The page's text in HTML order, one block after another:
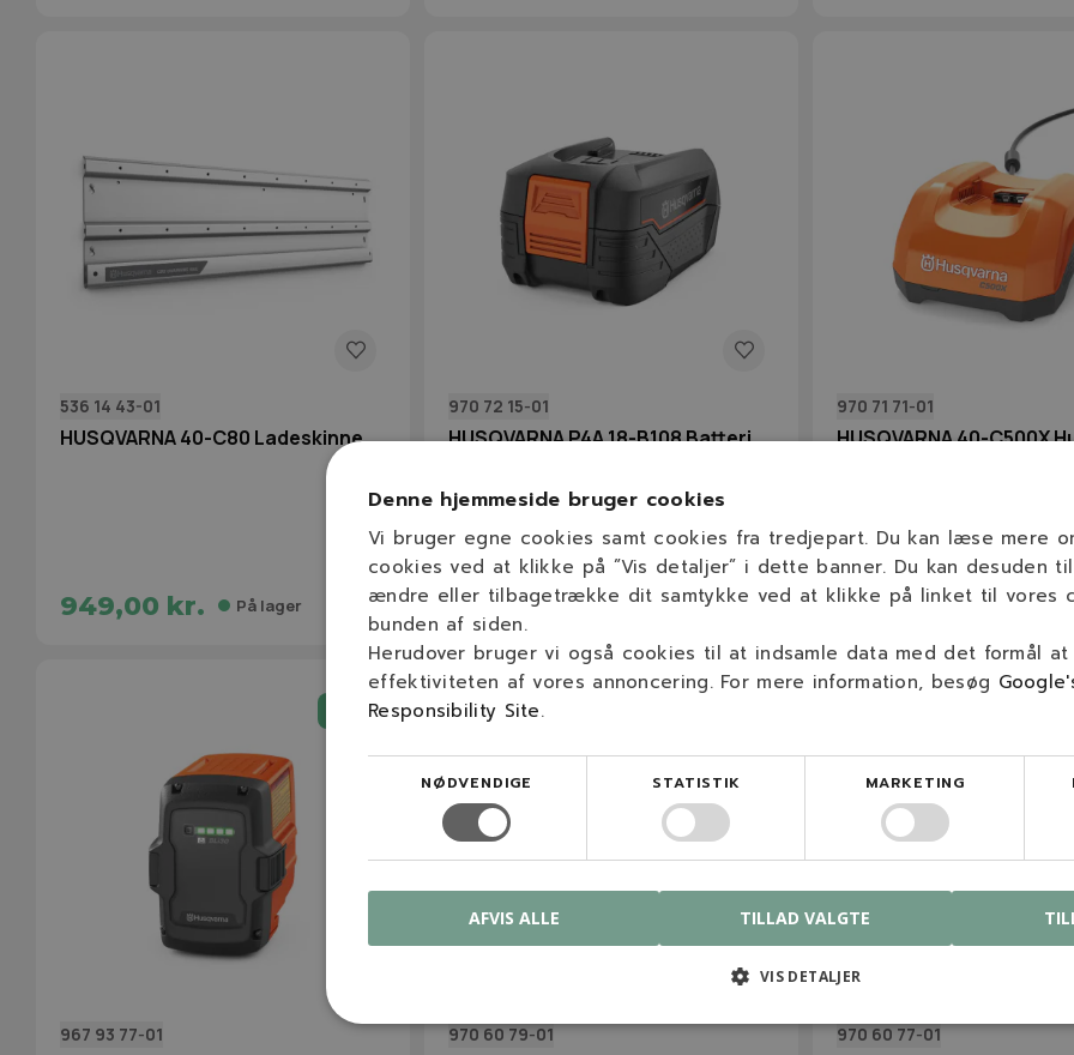
536 14 43-01
HUSQVARNA 40-C80 Ladeskinne
949,00 kr. På lager
970 72 15‑01
HUSQVARNA P4A 18-B108 Batteri
999,00 kr. På lager
970 71 71‑01
HUSQVARNA 40-C500X
1.249,00 kr.
1.075,00 kr. På
967 93 77‑01 970 60 79‑01 970 60 77‑01
Denne hjemmeside bruger cookies
Vi bruger egne cookies samt cookies fra tredjepart. Du kan læse mere
cookies ved at klikke på ”Vis detaljer” i dette banner. Du kan desuden
ændre eller tilbagetrække dit samtykke ved at klikke på linket til vores
bunden af siden.
Herudover bruger vi også cookies til at indsamle data med det formål
effektiviteten af vores annoncering. For mere information, besøg
Responsibility Site.
NØDVENDIGE STATISTIK MARKETING
TILLAD VALGTE
AFVIS ALLE
VIS DETALJER